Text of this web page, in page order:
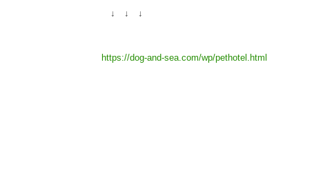
↓ ↓ ↓
https://dog-and-sea.com/wp/pethotel.html